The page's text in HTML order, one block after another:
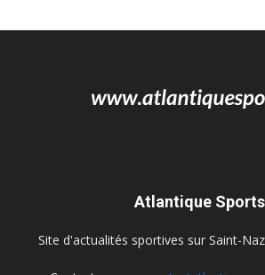
Atlantique Sports
Site d'actualités sportives sur Saint-